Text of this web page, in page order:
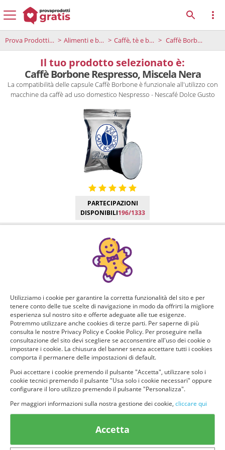
Prova Prodotti Gratis Alimenti e bevande Caffè, tè e bevande Caffè Borbone Respresso, Miscela Nera
Il tuo prodotto selezionato è:
Caffè Borbone Respresso, Miscela Nera
La compatibilità delle capsule Caffè Borbone è funzionale all'utilizzo con
macchine da caffè ad uso domestico Nespresso - Nescafé Dolce Gusto
PARTECIPAZIONI
DISPONIBILI196/1333
Manca poco!
Puoi ricevere GRATIS questo nuovo prodotto, provarlo e
consigliarlo ad altri utenti. Per determinare se hai tutti i
requisiti per poter ricevere il prodotto da te selezionato e
Domanda 1 di 4:
Per quante persone fai la spesa? Quanti siete in casa?
Solo io 2 persone
3 o più persone
Utilizziamo i cookie per garantire la corretta funzionalità del sito e per
tenere conto delle tue scelte di navigazione in modo da offrirti la migliore
esperienza sul nostro sito e offerte adeguate alle tue esigenze.
Potremmo utilizzare anche cookies di terze parti. Per saperne di più
consulta le nostre Privacy Policy e Cookie Policy. Per proseguire nella
consultazione del sito devi scegliere se acconsentire all'uso dei cookie o
impostare i cookie. La chiusura del banner senza accettare tutti i cookies
comporta il permanere delle impostazioni di default.
Puoi accettare i cookie premendo il pulsante "Accetta", utilizzare solo i
cookie tecnici premendo il pulsante "Usa solo i cookie necessari" oppure
configurare il loro utilizzo premendo il pulsante "Personalizza".
Per maggiori informazioni sulla nostra gestione dei cookie, cliccare qui
Accetta